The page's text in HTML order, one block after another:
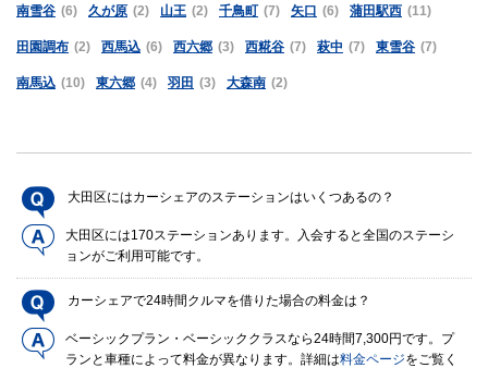
南雪谷 (6) 久が原 (2) 山王 (2) 千鳥町 (7) 矢口 (6) 蒲田駅西 (11)
田園調布 (2) 西馬込 (6) 西六郷 (3) 西糀谷 (7) 萩中 (7) 東雪谷 (7)
南馬込 (10) 東六郷 (4) 羽田 (3) 大森南 (2)
大田区にはカーシェアのステーションはいくつあるの？
大田区には170ステーションあります。入会すると全国のステーシ
ョンがご利用可能です。
カーシェアで24時間クルマを借りた場合の料金は？
ベーシックプラン・ベーシッククラスなら24時間7,300円です。プ
ランと車種によって料金が異なります。詳細は料金ページをご覧く